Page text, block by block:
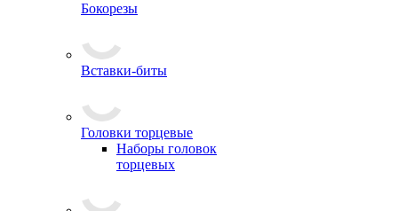
Бокорезы
Вставки-биты
Головки торцевые
Наборы головок
торцевых